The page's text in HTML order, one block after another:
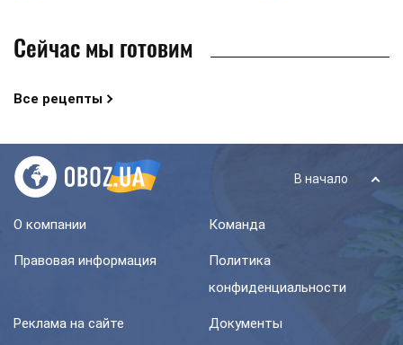
Сейчас мы готовим
Все рецепты
В начало
О компании Команда
Правовая информация
Политика
конфиденциальности
Реклама на сайте Документы